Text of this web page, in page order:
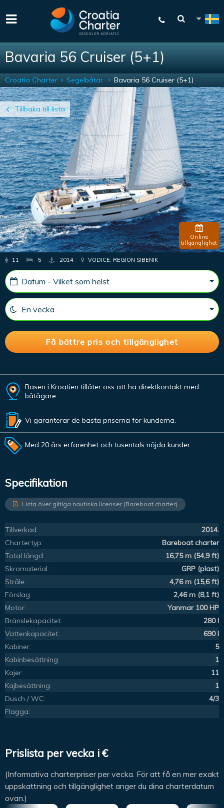
Bavaria 56 Cruiser (5+1)
Tillbaka till lista
Croatia Charter Segelbåtar Bavaria 56 Cruiser (5+1)
Online
tillgänglighet
11 5 2014 VODICE, REGION SIBENIK
Basen i Kroatien tillåter oss att ha direktkontakt med
båtägare.
Vi garanterar de bästa priserna för kunderna.
Med 20 års erfarenhet och tusentals nöjda kunder.
Specifikation
Lista över giltiga nautiska licenser (Bareboat charter)
Tillverkad:
2014.
Chartertyp:
Bareboat charter
Total längd:
16,75 m (54,9 ft)
Skromaterial:
GRP (plast)
Stråle:
4,76 m (15,6 ft)
Förslag:
2,46 m (8,1 ft)
Motor:
Yanmar 100 HP
Bränslekapacitet:
280 l
Vattenkapacitet:
690 l
Kabiner:
5
Kabinbesättning:
1
Kajer:
11
Kajbesättning:
1
Dusch / WC:
4/3
Flagga:
Prislista per vecka i €
(Informativa charterpriser per vecka. För att få en mer exakt
uppskattning och tillgänglighet anger du dina charterdatum
ovan.)